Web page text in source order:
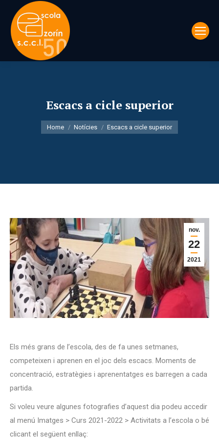
Escacs a cicle superior
You are here:
Home Notícies Escacs a cicle superior
nov.
22
2021
Els més grans de l’escola, des de fa unes setmanes,
competeixen i aprenen en el joc dels escacs. Moments de
concentració, estratègies i aprenentatges es barregen a cada
partida.
Si voleu veure algunes fotografies d’aquest dia podeu accedir
al menú Imatges > Curs 2021-2022 > Activitats a l’escola o bé
clicant el següent enllaç: